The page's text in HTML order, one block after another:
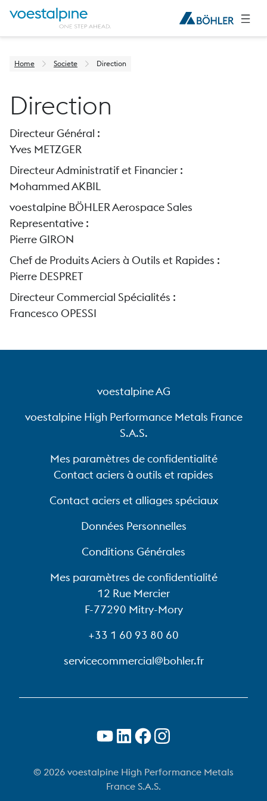
Home Societe Direction
Direction
Directeur Général :
Yves METZGER
Directeur Administratif et Financier :
Mohammed AKBIL
voestalpine BÖHLER Aerospace Sales
Representative :
Pierre GIRON
Chef de Produits Aciers à Outils et Rapides :
Pierre DESPRET
Directeur Commercial Spécialités :
Francesco OPESSI
voestalpine AG
voestalpine High Performance Metals France
S.A.S.
Mes paramètres de confidentialité
Contact aciers à outils et rapides
Contact aciers et alliages spéciaux
Données Personnelles
Conditions Générales
Mes paramètres de confidentialité
12 Rue Mercier
F-77290 Mitry-Mory
+33 1 60 93 80 60
servicecommercial@bohler.fr
© 2026 voestalpine High Performance Metals
France S.A.S.